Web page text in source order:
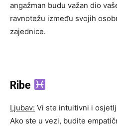
angažman budu važan dio
ravnotežu između svojih
zajednice.
Ribe
Ljubav: Vi ste intuitivni i
Ako ste u vezi, budite